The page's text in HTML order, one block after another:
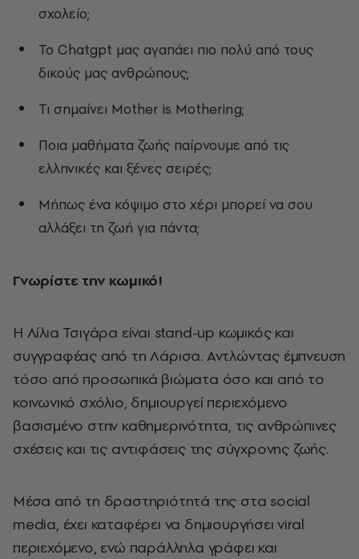
σχολείο;
Το Chatgpt μας αγαπάει πιο πολύ από τους
δικούς μας ανθρώπους;
Τι σημαίνει Mother is Mothering;
Ποια μαθήματα ζωής παίρνουμε από τις
ελληνικές και ξένες σειρές;
Μήπως ένα κόψιμο στο χέρι μπορεί να σου
αλλάξει τη ζωή για πάντα;
Γνωρίστε την κωμικό!
Η Λίλια Τσιγάρα είναι stand-up κωμικός και
συγγραφέας από τη Λάρισα. Αντλώντας έμπνευση
τόσο από προσωπικά βιώματα όσο και από το
κοινωνικό σχόλιο, δημιουργεί περιεχόμενο
βασισμένο στην καθημερινότητα, τις ανθρώπινες
σχέσεις και τις αντιφάσεις της σύγχρονης ζωής.
Μέσα από τη δραστηριότητά της στα social
media, έχει καταφέρει να δημιουργήσει viral
περιεχόμενο, ενώ παράλληλα γράφει και